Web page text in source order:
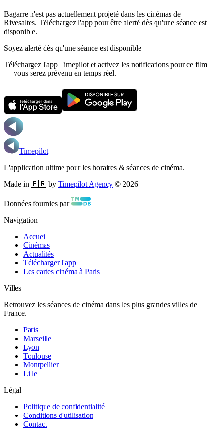
Bagarre n'est pas actuellement projeté dans les cinémas de
Rivesaltes. Téléchargez l'app pour être alerté dès qu'une séance est
disponible.
Soyez alerté dès qu'une séance est disponible
Téléchargez l'app Timepilot et activez les notifications pour ce film
— vous serez prévenu en temps réel.
Timepilot
L'application ultime pour les horaires & séances de cinéma.
Made in 🇫🇷 by Timepilot Agency © 2026
Données fournies par
Navigation
Accueil
Cinémas
Actualités
Télécharger l'app
Les cartes cinéma à Paris
Villes
Retrouvez les séances de cinéma dans les plus grandes villes de
France.
Paris
Marseille
Lyon
Toulouse
Montpellier
Lille
Légal
Politique de confidentialité
Conditions d'utilisation
Contact